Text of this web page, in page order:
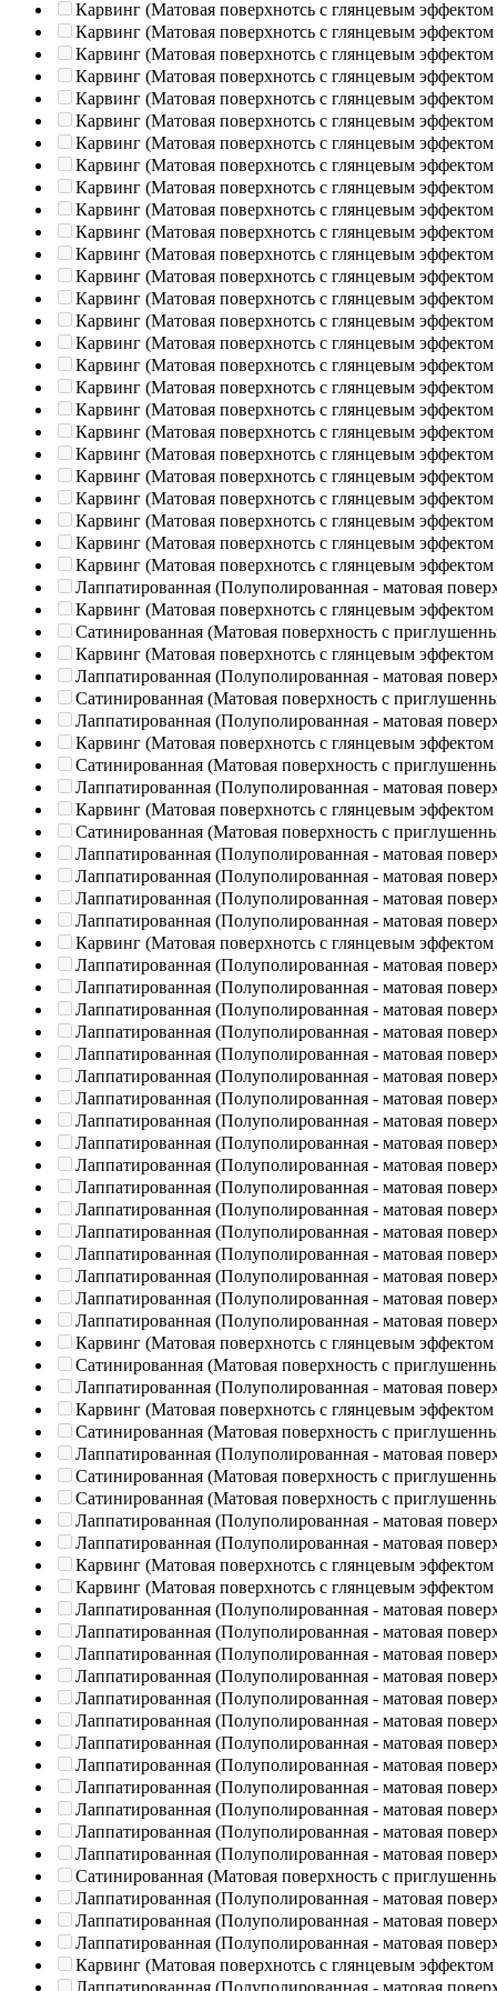
Карвинг (Матовая поверхнотсь с глянцевым эффектом
Карвинг (Матовая поверхнотсь с глянцевым эффектом
Карвинг (Матовая поверхнотсь с глянцевым эффектом
Карвинг (Матовая поверхнотсь с глянцевым эффектом
Карвинг (Матовая поверхнотсь с глянцевым эффектом
Карвинг (Матовая поверхнотсь с глянцевым эффектом
Карвинг (Матовая поверхнотсь с глянцевым эффектом
Карвинг (Матовая поверхнотсь с глянцевым эффектом
Карвинг (Матовая поверхнотсь с глянцевым эффектом
Карвинг (Матовая поверхнотсь с глянцевым эффектом
Карвинг (Матовая поверхнотсь с глянцевым эффектом
Карвинг (Матовая поверхнотсь с глянцевым эффектом
Карвинг (Матовая поверхнотсь с глянцевым эффектом
Карвинг (Матовая поверхнотсь с глянцевым эффектом
Карвинг (Матовая поверхнотсь с глянцевым эффектом
Карвинг (Матовая поверхнотсь с глянцевым эффектом
Карвинг (Матовая поверхнотсь с глянцевым эффектом
Карвинг (Матовая поверхнотсь с глянцевым эффектом
Карвинг (Матовая поверхнотсь с глянцевым эффектом
Карвинг (Матовая поверхнотсь с глянцевым эффектом
Карвинг (Матовая поверхнотсь с глянцевым эффектом
Карвинг (Матовая поверхнотсь с глянцевым эффектом
Карвинг (Матовая поверхнотсь с глянцевым эффектом
Карвинг (Матовая поверхнотсь с глянцевым эффектом
Карвинг (Матовая поверхнотсь с глянцевым эффектом
Карвинг (Матовая поверхнотсь с глянцевым эффектом
Лаппатированная (Полуполированная - матовая
Карвинг (Матовая поверхнотсь с глянцевым эффектом
Сатинированная (Матовая поверхность с
Карвинг (Матовая поверхнотсь с глянцевым эффектом
Лаппатированная (Полуполированная - матовая
Сатинированная (Матовая поверхность с
Лаппатированная (Полуполированная - матовая
Карвинг (Матовая поверхнотсь с глянцевым эффектом
Сатинированная (Матовая поверхность с
Лаппатированная (Полуполированная - матовая
Карвинг (Матовая поверхнотсь с глянцевым эффектом
Сатинированная (Матовая поверхность с
Лаппатированная (Полуполированная - матовая
Лаппатированная (Полуполированная - матовая
Лаппатированная (Полуполированная - матовая
Лаппатированная (Полуполированная - матовая
Карвинг (Матовая поверхнотсь с глянцевым эффектом
Лаппатированная (Полуполированная - матовая
Лаппатированная (Полуполированная - матовая
Лаппатированная (Полуполированная - матовая
Лаппатированная (Полуполированная - матовая
Лаппатированная (Полуполированная - матовая
Лаппатированная (Полуполированная - матовая
Лаппатированная (Полуполированная - матовая
Лаппатированная (Полуполированная - матовая
Лаппатированная (Полуполированная - матовая
Лаппатированная (Полуполированная - матовая
Лаппатированная (Полуполированная - матовая
Лаппатированная (Полуполированная - матовая
Лаппатированная (Полуполированная - матовая
Лаппатированная (Полуполированная - матовая
Лаппатированная (Полуполированная - матовая
Лаппатированная (Полуполированная - матовая
Лаппатированная (Полуполированная - матовая
Карвинг (Матовая поверхнотсь с глянцевым эффектом
Сатинированная (Матовая поверхность с
Лаппатированная (Полуполированная - матовая
Карвинг (Матовая поверхнотсь с глянцевым эффектом
Сатинированная (Матовая поверхность с
Лаппатированная (Полуполированная - матовая
Сатинированная (Матовая поверхность с
Сатинированная (Матовая поверхность с
Лаппатированная (Полуполированная - матовая
Лаппатированная (Полуполированная - матовая
Карвинг (Матовая поверхнотсь с глянцевым эффектом
Карвинг (Матовая поверхнотсь с глянцевым эффектом
Лаппатированная (Полуполированная - матовая
Лаппатированная (Полуполированная - матовая
Лаппатированная (Полуполированная - матовая
Лаппатированная (Полуполированная - матовая
Лаппатированная (Полуполированная - матовая
Лаппатированная (Полуполированная - матовая
Лаппатированная (Полуполированная - матовая
Лаппатированная (Полуполированная - матовая
Лаппатированная (Полуполированная - матовая
Лаппатированная (Полуполированная - матовая
Лаппатированная (Полуполированная - матовая
Лаппатированная (Полуполированная - матовая
Сатинированная (Матовая поверхность с
Лаппатированная (Полуполированная - матовая
Лаппатированная (Полуполированная - матовая
Лаппатированная (Полуполированная - матовая
Карвинг (Матовая поверхнотсь с глянцевым эффектом